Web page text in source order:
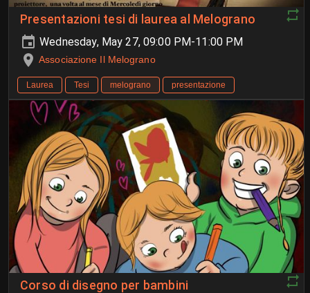
Presentazioni tesi di laurea al Melograno
Wednesday, May 27, 09:00 PM-11:00 PM
Associazione Il Melograno
Laurea Tesi melograno presentazione
Corso di disegno per bambini